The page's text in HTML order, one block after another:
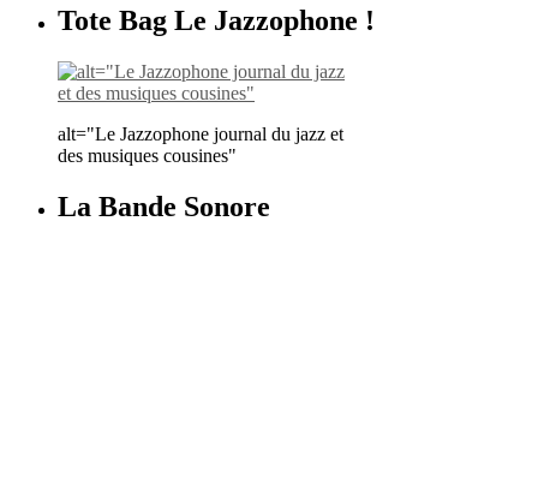
Tote Bag Le Jazzophone !
alt="Le Jazzophone journal du jazz et
des musiques cousines"
La Bande Sonore